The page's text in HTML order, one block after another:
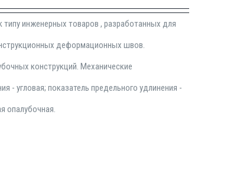
инженерных товаров , разработанных для
деформационных швов.
конструкций. Механические
- угловая; показатель предельного удлинения -
опалубочная.